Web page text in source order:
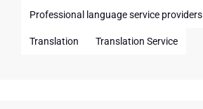
Professional language service providers
Translation Translation Service